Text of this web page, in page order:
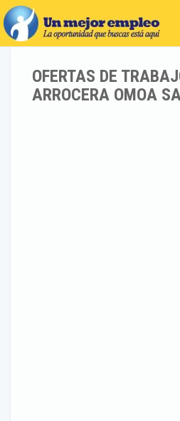
OFERTAS DE
ARROCERA OMOA